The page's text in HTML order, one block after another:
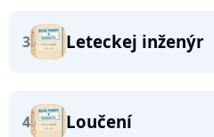
3 Leteckej inženýr
4 Loučení